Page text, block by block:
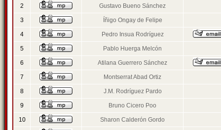
2 Gustavo Bueno Sánchez
3 Íñigo Ongay de Felipe
4 Pedro Insua Rodríguez
5 Pablo Huerga Melcón
6 Atilana Guerrero Sánchez
7 Montserrat Abad Ortiz
8 J.M. Rodríguez Pardo
9 Bruno Cicero Poo
10 Sharon Calderón Gordo